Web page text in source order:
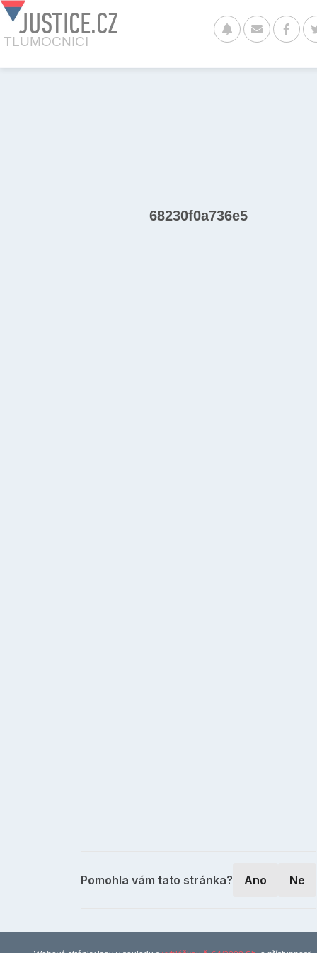
JUSTICE.CZ
TLUMOCNICI
68230f0a736e5
Pomohla vám tato stránka? Ano Ne